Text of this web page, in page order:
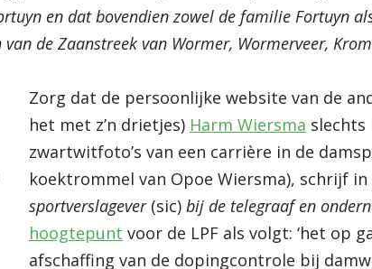
en dat bovendien zowel de familie Fortuyn
de Zaanstreek van Wormer, Wormerveer,
Zorg dat de persoonlijke website van de
het met z’n drietjes) Harm Wiersma
zwartwitfoto’s van een carrière in de
koektrommel van Opoe Wiersma), schrijf in
sportverslagever (sic) bij de telegraaf en
hoogtepunt voor de LPF als volgt: ‘het op
afschaffing van de dopingcontrole bij